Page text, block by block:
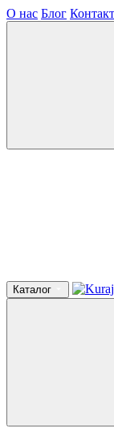
О нас Блог
Каталог